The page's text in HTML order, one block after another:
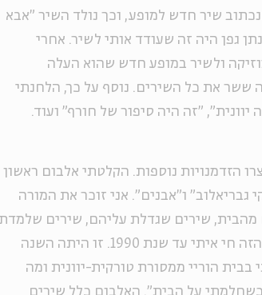
שיר חדש למופע, וכך נולד השיר "אבא
גפן היה זה שעודד אותי לשיר. אחרי
ולשיר במופע חדש שהוא העלה
ששר את כל השירים. נוסף על כך, הלחנתי
"זה היה סיפור של חורף" ועוד.
הזדמנויות נוספות. הקלטתי אלבום ראשון
גבריאלוב" ו"אבנים". אני זוכר את המורה
מהבית, שירים שגדלת עליהם, שירים שלמדת
בבית הוריך ותקליט אותם". המשפט הזה חי איתי עד שנת 1990. זו היתה השנה
הוריי ממסורת טורקית-יוונית ומה
על הבית". האלבום כלל שירים